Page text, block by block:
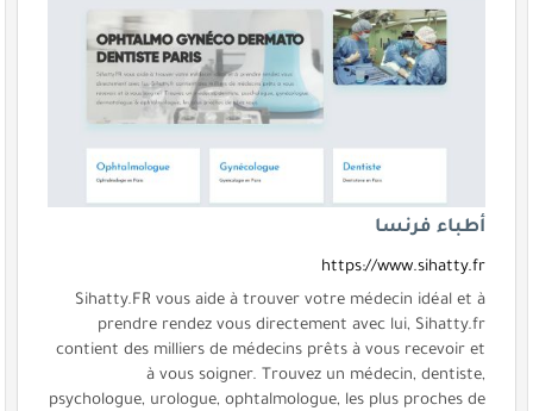
أطباء فرنسا
https://www.sihatty.fr
Sihatty.FR vous aide à trouver votre médecin idéal et à
prendre rendez vous directement avec lui, Sihatty.fr
contient des milliers de médecins prêts à vous recevoir et
à vous soigner. Trouvez un médecin, dentiste,
psychologue, urologue, ophtalmologue, les plus proches de